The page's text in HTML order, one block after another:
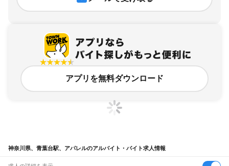
アプリを無料ダウンロード
神奈川県、青葉台駅、アパレルのアルバイト・バイト求人情報